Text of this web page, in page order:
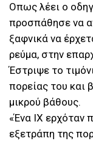
Oπως λέει ο
προσπάθησε να
ξαφνικά να
ρεύμα, στην
Έστριψε το
πορείας του και
μικρού βάθους.
«Ένα ΙΧ ερχόταν
εξετράπη της